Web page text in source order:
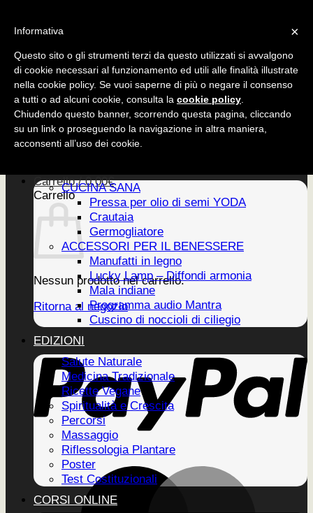
ACCESSORI
CUCINA SANA
ACCESSORI
EDIZIONI
Carrello /0,00€
Carrello
Nessun prodotto nel carrello.
Ritorna al negozio
Home
CUCINA SANA
Pressa per olio di semi YODA
Crautaia
Germogliatore
ACCESSORI PER IL BENESSERE
Manufatti in legno
Lucky Lamp – Diffondi armonia
Mala indiane
Programma audio Mantra
Cuscino di noccioli di ciliegio
EDIZIONI
Salute Naturale
Medicina Tradizionale
Ricette Vegane
Spiritualità e Crescita
Percorsi
Massaggio
Riflessologia Plantare
Poster
Test Costituzionali
CORSI ONLINE
×
Informativa
Questo sito o gli strumenti terzi da questo utilizzati si avvalgono
di cookie necessari al funzionamento ed utili alle finalità illustrate
nella cookie policy. Se vuoi saperne di più o negare il consenso
a tutti o ad alcuni cookie, consulta la cookie policy
Chiudendo questo banner, scorrendo questa pagina, cliccando
su un link o proseguendo la navigazione in altra maniera,
acconsenti all’uso dei cookie.